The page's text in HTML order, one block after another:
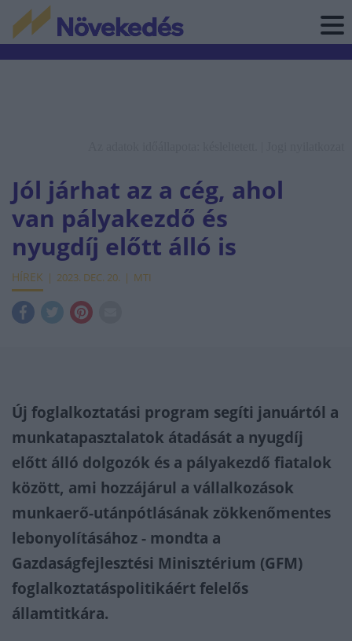
Jól járhat az a cég, ahol
van pályakezdő és
nyugdíj előtt álló is
HÍREK 2023. DEC. 20. MTI
Új foglalkoztatási program segíti januártól a
munkatapasztalatok átadását a nyugdíj
előtt álló dolgozók és a pályakezdő fiatalok
között, ami hozzájárul a vállalkozások
munkaerő-utánpótlásának zökkenőmentes
lebonyolításához - mondta a
Gazdaságfejlesztési Minisztérium (GFM)
foglalkoztatáspolitikáért felelős
államtitkára.